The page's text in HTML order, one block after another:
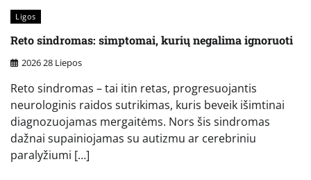
Ligos
Reto sindromas: simptomai, kurių negalima ignoruoti
2026 28 Liepos
Reto sindromas – tai itin retas, progresuojantis
neurologinis raidos sutrikimas, kuris beveik išimtinai
diagnozuojamas mergaitėms. Nors šis sindromas
dažnai supainiojamas su autizmu ar cerebriniu
paralyžiumi […]